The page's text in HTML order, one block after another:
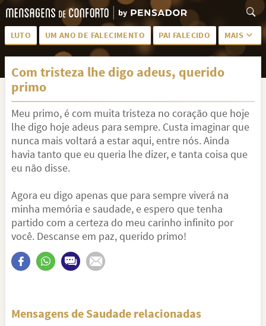
LUTO UM ANO DE FALECIMENTO PAI FALECIDO MAIS
LUTO PARA AMIGA PALAVRAS
PÊSAMES
PÊSAMES PARA AMIGA DESCANSE EM PAZ
MEUS SENTIMENTOS PÊSAMES PARA AMIGO
FRASES DE LUTO PARA AMIGO FIM DE NAMORO
Com tristeza lhe digo adeus, querido
primo
Meu primo, é com muita tristeza no coração que hoje
lhe digo hoje adeus para sempre. Custa imaginar que
nunca mais voltará a estar aqui, entre nós. Ainda
havia tanto que eu queria lhe dizer, e tanta coisa que
eu não disse.
Agora eu digo apenas que para sempre viverá na
minha memória e saudade, e espero que tenha
partido com a certeza do meu carinho infinito por
você. Descanse em paz, querido primo!
Mensagens de Saudade relacionadas